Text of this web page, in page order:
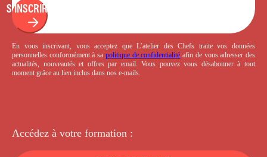
S'INSCRIRE
En vous inscrivant, vous acceptez que L’atelier des Chefs traite vos données
personnelles conformément à sa politique de confidentialité afin de vous adresser des
actualités, nouveautés et offres par email. Vous pouvez vous désabonner à tout
moment grâce au lien inclus dans nos e-mails.
Accédez à votre formation :